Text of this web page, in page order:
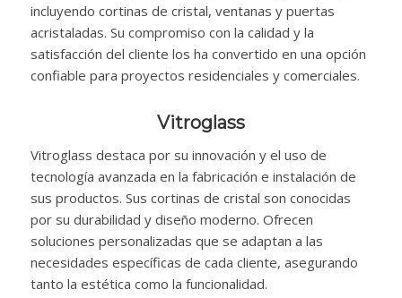
incluyendo cortinas de cristal, ventanas y puertas
acristaladas. Su compromiso con la calidad y la
satisfacción del cliente los ha convertido en una opción
confiable para proyectos residenciales y comerciales.
Vitroglass
Vitroglass destaca por su innovación y el uso de
tecnología avanzada en la fabricación e instalación de
sus productos. Sus cortinas de cristal son conocidas
por su durabilidad y diseño moderno. Ofrecen
soluciones personalizadas que se adaptan a las
necesidades específicas de cada cliente, asegurando
tanto la estética como la funcionalidad.